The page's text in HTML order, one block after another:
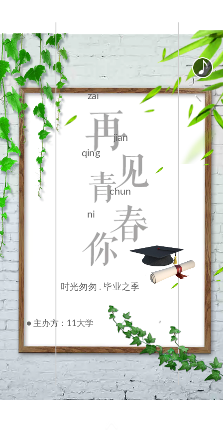
时光匆匆 . 毕业之季
zai
jian
qing
chun
ni
● 主办方：11大学